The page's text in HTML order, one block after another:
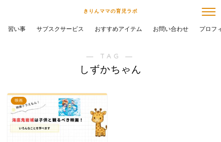
きりんママの育児ラボ
習い事 サブスクサービス おすすめアイテム お問い合わせ プロフ
― TAG ―
しずかちゃん
映画